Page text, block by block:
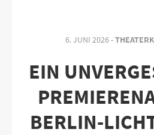
6. JUNI 2026 -
EIN
BERLIN-